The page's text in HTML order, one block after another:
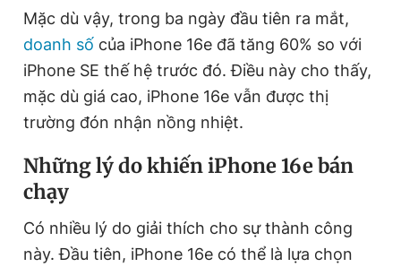
Mặc dù vậy, trong ba ngày đầu tiên ra mắt,
doanh số của iPhone 16e đã tăng 60% so với
iPhone SE thế hệ trước đó. Điều này cho thấy,
mặc dù giá cao, iPhone 16e vẫn được thị
trường đón nhận nồng nhiệt.
Những lý do khiến iPhone 16e bán
chạy
Có nhiều lý do giải thích cho sự thành công
này. Đầu tiên, iPhone 16e có thể là lựa chọn